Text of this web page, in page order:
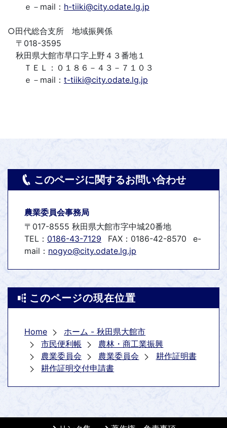
ｅ－mail： h-tiiki@city.odate.lg.jp
○田代総合支所 地域振興係
〒018-3595
秋田県大館市早口字上野４３番地１
ＴＥＬ：０１８６－４３－７１０３
ｅ－mail： t-tiiki@city.odate.lg.jp
このページに関するお問い合わせ
農業委員会事務局
〒017-8555 秋田県大館市字中城20番地
TEL： 0186-43-7129 FAX：0186-42-8570
e-
mail： nogyo@city.odate.lg.jp
このページの現在位置
Home
ホーム - 秋田県大館市
市民便利帳
農林・商工業振興
農業委員会
農業委員会
耕作証明書
耕作証明交付申請書